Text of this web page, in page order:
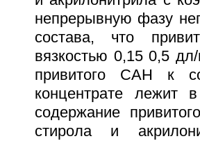
непрерывную фазу
состава, что
вязкостью 0,15 0,5
привитого САН к
концентрате лежит
содержание
стирола и